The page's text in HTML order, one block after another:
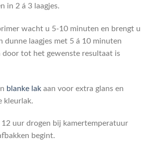
in 2 á 3 laagjes.
wacht u 5-10 minuten en brengt u
dunne laagjes met 5 á 10 minuten
door tot het gewenste resultaat is
blanke lak aan voor extra glans en
kleurlak.
12 uur drogen bij kamertemperatuur
begint.